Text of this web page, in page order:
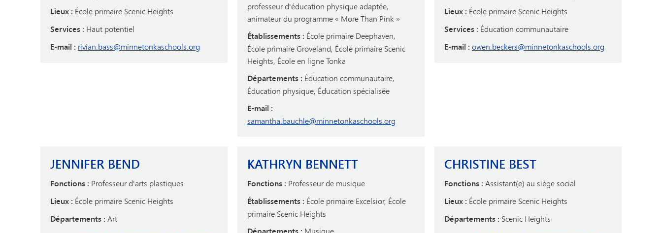
Lieux : École primaire Scenic Heights
Services : Haut potentiel
E-mail : rivian.bass@minnetonkaschools.org
professeur d'éducation physique adaptée,
animateur du programme « More Than Pink »
Établissements : École primaire Deephaven,
École primaire Groveland, École primaire Scenic
Heights, École en ligne Tonka
Départements : Éducation communautaire,
Éducation physique, Éducation spécialisée
E-mail :
samantha.bauchle@minnetonkaschools.org
Lieux : École primaire Scenic Heights
Services : Éducation communautaire
E-mail : owen.beckers@minnetonkaschools.org
JENNIFER BEND
Fonctions : Professeur d'arts plastiques
Lieux : École primaire Scenic Heights
Départements : Art
KATHRYN BENNETT
Fonctions : Professeur de musique
Établissements : École primaire Excelsior, École
primaire Scenic Heights
CHRISTINE BEST
Fonctions : Assistant(e) au siège social
Lieux : École primaire Scenic Heights
Départements : Scenic Heights